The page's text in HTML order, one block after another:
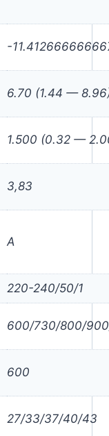
-
6.70 (1.44 —
1.500 (0.32 —
3,83
A
220-240/50/1
600/730/800/
600
27/33/37/40/43